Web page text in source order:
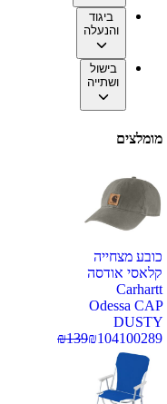
ביגוד
והנעלה
בישול
ושתייה
מומלצים
כובע מצחייה
קלאסי אודסה
Carhartt
Odessa CAP
DUSTY
100289
₪104
₪139